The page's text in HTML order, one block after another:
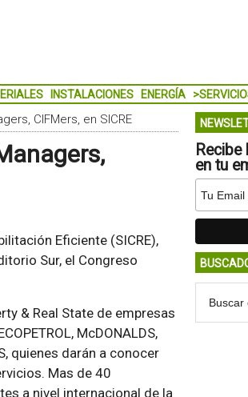
INSTALACIONES ENERGÍA
CIFMers, en SICRE
Eficiente (SICRE),
Sur, el Congreso
& Real State de empresas
McDONALDS,
quienes darán a conocer
Mas de 40
a nivel internacional de la
en tu